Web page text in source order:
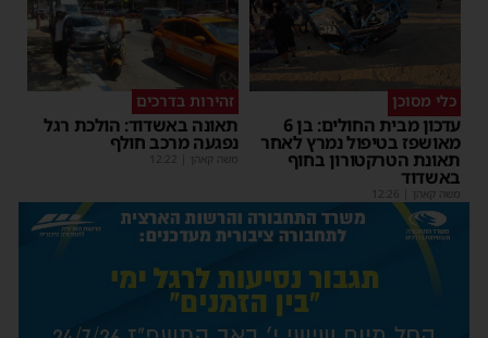
כלי מסוכן
עדכון מבית החולים: בן 6
מאושפז בטיפול נמרץ לאחר
תאונת הטרקטורון בחוף
באשדוד
משה קאהן 12:26
זהירות בדרכים
תאונה באשדוד: הולכת רגל
נפגעה מרכב חולף
משה קאהן